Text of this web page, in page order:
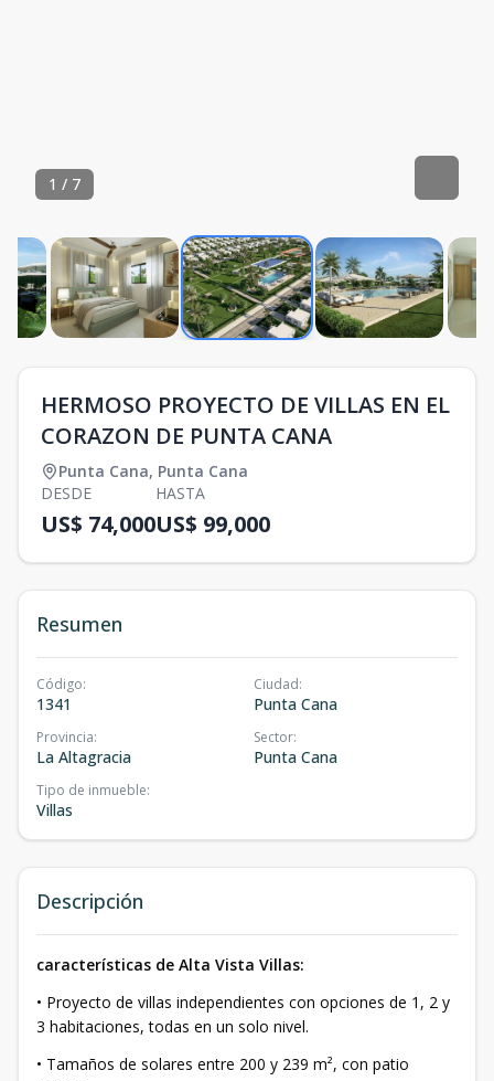
1 / 7
HERMOSO PROYECTO DE VILLAS EN EL
CORAZON DE PUNTA CANA
Punta Cana, Punta Cana
DESDE
US$ 74,000
HASTA
US$ 99,000
Resumen
Código:
1341
Ciudad:
Punta Cana
Provincia:
La Altagracia
Sector:
Punta Cana
Tipo de inmueble:
Villas
Descripción
características de Alta Vista Villas:
• Proyecto de villas independientes con opciones de 1, 2 y
3 habitaciones, todas en un solo nivel.
• Tamaños de solares entre 200 y 239 m², con patio